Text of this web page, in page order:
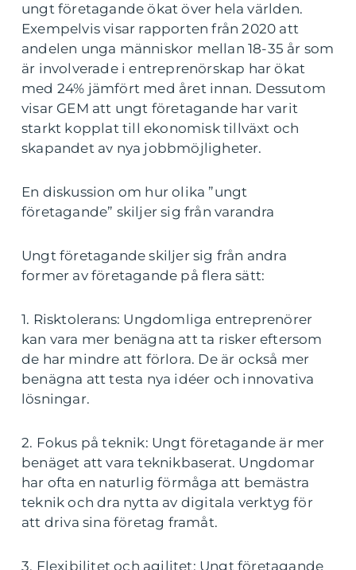
ungt företagande ökat över hela världen.
Exempelvis visar rapporten från 2020 att
andelen unga människor mellan 18-35 år som
är involverade i entreprenörskap har ökat
med 24% jämfört med året innan. Dessutom
visar GEM att ungt företagande har varit
starkt kopplat till ekonomisk tillväxt och
skapandet av nya jobbmöjligheter.
En diskussion om hur olika ”ungt
företagande” skiljer sig från varandra
Ungt företagande skiljer sig från andra
former av företagande på flera sätt:
1. Risktolerans: Ungdomliga entreprenörer
kan vara mer benägna att ta risker eftersom
de har mindre att förlora. De är också mer
benägna att testa nya idéer och innovativa
lösningar.
2. Fokus på teknik: Ungt företagande är mer
benäget att vara teknikbaserat. Ungdomar
har ofta en naturlig förmåga att bemästra
teknik och dra nytta av digitala verktyg för
att driva sina företag framåt.
3. Flexibilitet och agilitet: Ungt företagande